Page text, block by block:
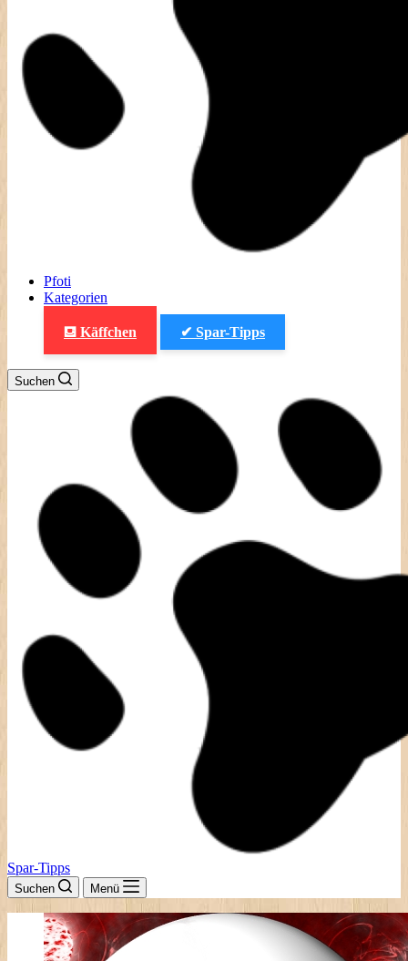
Pfoti
Kategorien
⛾ Käffchen ✔ Spar-Tipps
Suchen
Spar-Tipps
Suchen Menü